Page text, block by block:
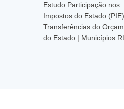
Estudo Participação nos
Impostos do Estado
Transferências do
do Estado | Municípios